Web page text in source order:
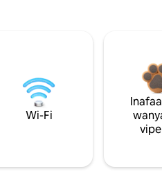
Wi-Fi